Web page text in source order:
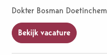
Dokter Bosman Doetinchem
Bekijk vacature